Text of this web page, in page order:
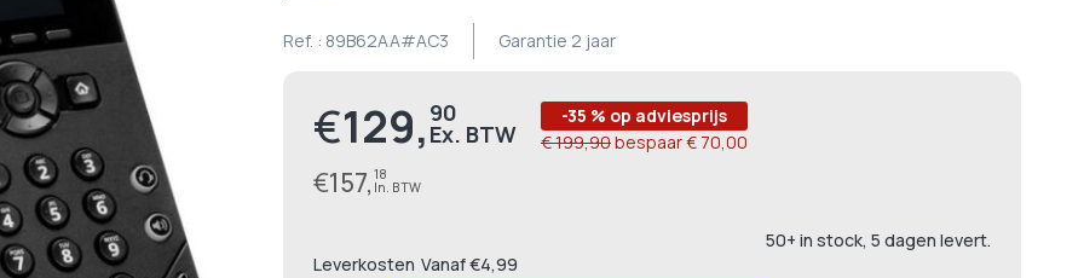
Garantie 2 jaar
Ref. : 89B62AA#AC3
Prijs
€129, 90
€157, 18
-35 % op adviesprijs
€ 199,90bespaar€ 70,00
50+ in stock, 5 dagen levert.
Leverkosten Vanaf €4,99